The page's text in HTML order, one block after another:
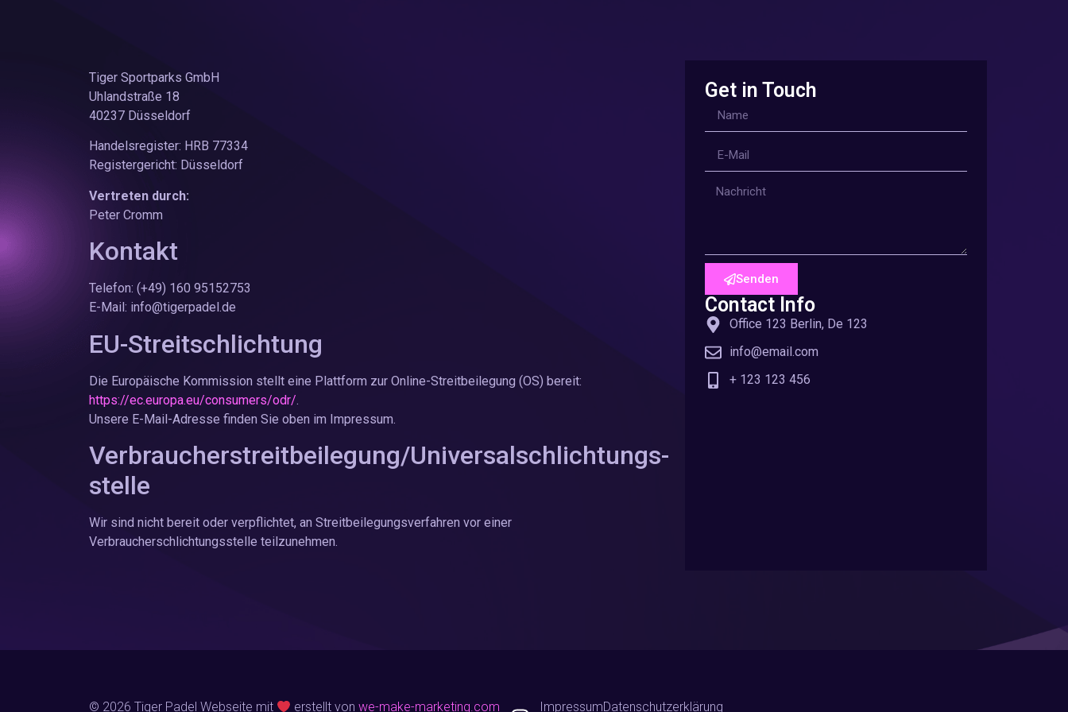
Tiger Sportparks GmbH
Uhlandstraße 18
40237 Düsseldorf
Handelsregister: HRB 77334
Registergericht: Düsseldorf
Vertreten durch:
Peter Cromm
Kontakt
Telefon: (+49) 160 95152753
E-Mail: info@tigerpadel.de
EU-Streitschlichtung
Die Europäische Kommission stellt eine Plattform zur Online-Streitbeilegung (OS) bereit:
https://ec.europa.eu/consumers/odr/
Unsere E-Mail-Adresse finden Sie oben im Impressum.
Verbraucher­streit­beilegung/Universal­schlichtungs­
stelle
Wir sind nicht bereit oder verpflichtet, an Streitbeilegungsverfahren vor einer
Verbraucherschlichtungsstelle teilzunehmen.
Get in Touch
Senden
Contact Info
Office 123 Berlin, De 123
info@email.com
+ 123 123 456
© 2026 Tiger Padel Webseite mit erstellt vonwe-make-marketing.com ImpressumDatenschutzerklärung